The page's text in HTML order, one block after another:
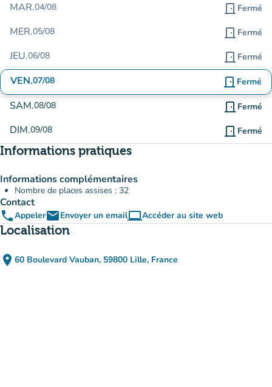
MAR.04/08 door_front Fermé
MER.05/08 door_front Fermé
JEU.06/08 door_front Fermé
VEN.07/08 door_front Fermé
SAM.08/08 door_front Fermé
DIM.09/08 door_front Fermé
Informations pratiques
Informations complémentaires
Nombre de places assises : 32
Contact
phoneAppeleremailEnvoyer un emailcomputerAccéder au site web
(nouvel onglet)
Localisation
place 60 Boulevard Vauban, 59800 Lille, France
(ouvrir dans Google Maps)
(nouvel onglet)